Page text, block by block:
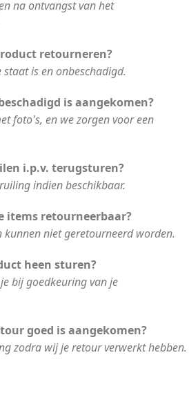
na ontvangst van het
retourneren?
is en onbeschadigd.
is aangekomen?
foto's, en we zorgen voor een
i.p.v. terugsturen?
indien beschikbaar.
items retourneerbaar?
niet geretourneerd worden.
heen sturen?
bij goedkeuring van je
goed is aangekomen?
zodra wij je retour verwerkt hebben.